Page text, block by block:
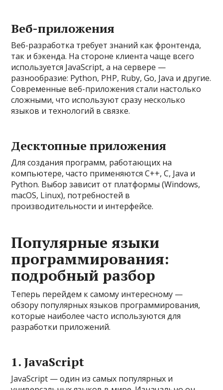
Веб-приложения
Веб-разработка требует знаний как фронтенда,
так и бэкенда. На стороне клиента чаще всего
используется JavaScript, а на сервере —
разнообразие: Python, PHP, Ruby, Go, Java и другие.
Современные веб-приложения стали настолько
сложными, что используют сразу несколько
языков и технологий в связке.
Десктопные приложения
Для создания программ, работающих на
компьютере, часто применяются C++, C, Java и
Python. Выбор зависит от платформы (Windows,
macOS, Linux), потребностей в
производительности и интерфейсе.
Популярные языки
программирования:
подробный разбор
Теперь перейдем к самому интересному —
обзору популярных языков программирования,
которые наиболее часто используются для
разработки приложений.
1. JavaScript
JavaScript — один из самых популярных и